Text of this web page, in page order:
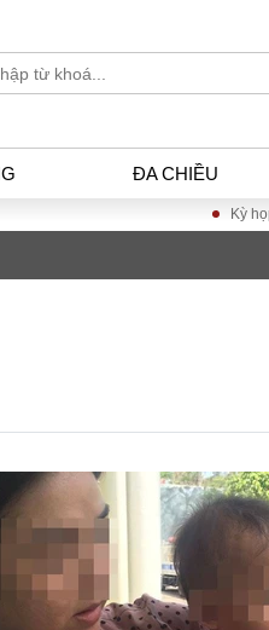
ĐA CHIỀU
– Đô thị
Kỳ họp